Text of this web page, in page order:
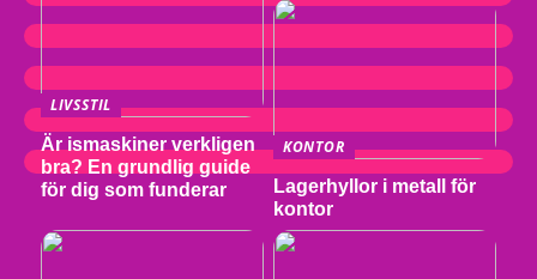
LIVSSTIL
Är ismaskiner verkligen
bra? En grundlig guide
för dig som funderar
KONTOR
Lagerhyllor i metall för
kontor